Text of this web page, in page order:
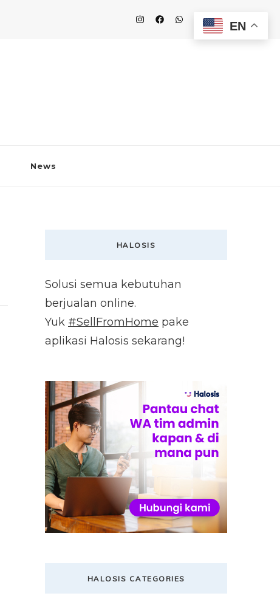
News
HALOSIS
Solusi semua kebutuhan
berjualan online.
Yuk #SellFromHome pake
aplikasi Halosis sekarang!
HALOSIS CATEGORIES
EN